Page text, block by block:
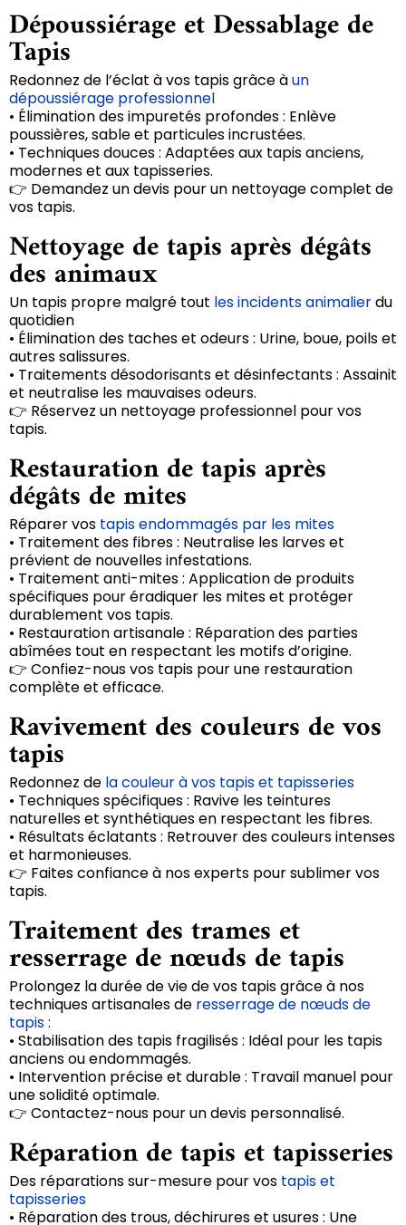
Dépoussiérage et Dessablage de
Tapis
Redonnez de l’éclat à vos tapis grâce àun
dépoussiérage professionnel
• Élimination des impuretés profondes : Enlève
poussières, sable et particules incrustées.
• Techniques douces : Adaptées aux tapis anciens,
modernes et aux tapisseries.
👉 Demandez un devis pour un nettoyage complet de
vos tapis.
Nettoyage de tapis après dégâts
des animaux
Un tapis propre malgré tout les incidents animalierdu
quotidien
• Élimination des taches et odeurs : Urine, boue, poils et
autres salissures.
• Traitements désodorisants et désinfectants : Assainit
et neutralise les mauvaises odeurs.
👉 Réservez un nettoyage professionnel pour vos
tapis.
Restauration de tapis après
dégâts de mites
Réparer vos tapis endommagés par les mites
• Traitement des fibres : Neutralise les larves et
prévient de nouvelles infestations.
• Traitement anti-mites : Application de produits
spécifiques pour éradiquer les mites et protéger
durablement vos tapis.
• Restauration artisanale : Réparation des parties
abîmées tout en respectant les motifs d’origine.
👉 Confiez-nous vos tapis pour une restauration
complète et efficace.
Ravivement des couleurs de vos
tapis
Redonnez de la couleur à vos tapis et tapisseries
• Techniques spécifiques : Ravive les teintures
naturelles et synthétiques en respectant les fibres.
• Résultats éclatants : Retrouver des couleurs intenses
et harmonieuses.
👉 Faites confiance à nos experts pour sublimer vos
tapis.
Traitement des trames et
resserrage de nœuds de tapis
Prolongez la durée de vie de vos tapis grâce à nos
techniques artisanales de resserrage de nœuds de
tapis:
• Stabilisation des tapis fragilisés : Idéal pour les tapis
anciens ou endommagés.
• Intervention précise et durable : Travail manuel pour
une solidité optimale.
👉 Contactez-nous pour un devis personnalisé.
Réparation de tapis et tapisseries
Des réparations sur-mesure pour vos tapis et
tapisseries
• Réparation des trous, déchirures et usures : Une